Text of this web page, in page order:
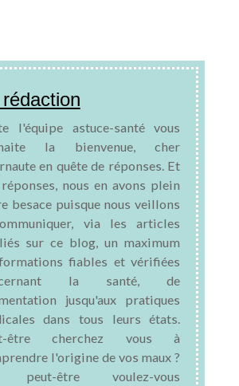
l'équipe astuce-santé vous
la bienvenue, cher
en quête de réponses. Et
nous en avons plein
besace puisque nous veillons
via les articles
sur ce blog, un maximum
fiables et vérifiées
la santé, de
jusqu'aux pratiques
dans tous leurs états.
être cherchez vous à
l'origine de vos maux ?
peut-être voulez-vous